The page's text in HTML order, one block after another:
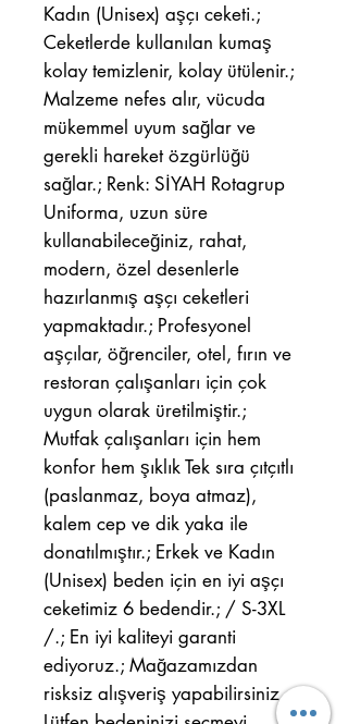
Kadın (Unisex) aşçı ceketi.;
Ceketlerde kullanılan kumaş
kolay temizlenir, kolay ütülenir.;
Malzeme nefes alır, vücuda
mükemmel uyum sağlar ve
gerekli hareket özgürlüğü
sağlar.; Renk: SİYAH Rotagrup
Uniforma, uzun süre
kullanabileceğiniz, rahat,
modern, özel desenlerle
hazırlanmış aşçı ceketleri
yapmaktadır.; Profesyonel
aşçılar, öğrenciler, otel, fırın ve
restoran çalışanları için çok
uygun olarak üretilmiştir.;
Mutfak çalışanları için hem
konfor hem şıklık Tek sıra çıtçıtlı
(paslanmaz, boya atmaz),
kalem cep ve dik yaka ile
donatılmıştır.; Erkek ve Kadın
(Unisex) beden için en iyi aşçı
ceketimiz 6 bedendir.; / S-3XL
/.; En iyi kaliteyi garanti
ediyoruz.; Mağazamızdan
risksiz alışveriş yapabilirsiniz.;